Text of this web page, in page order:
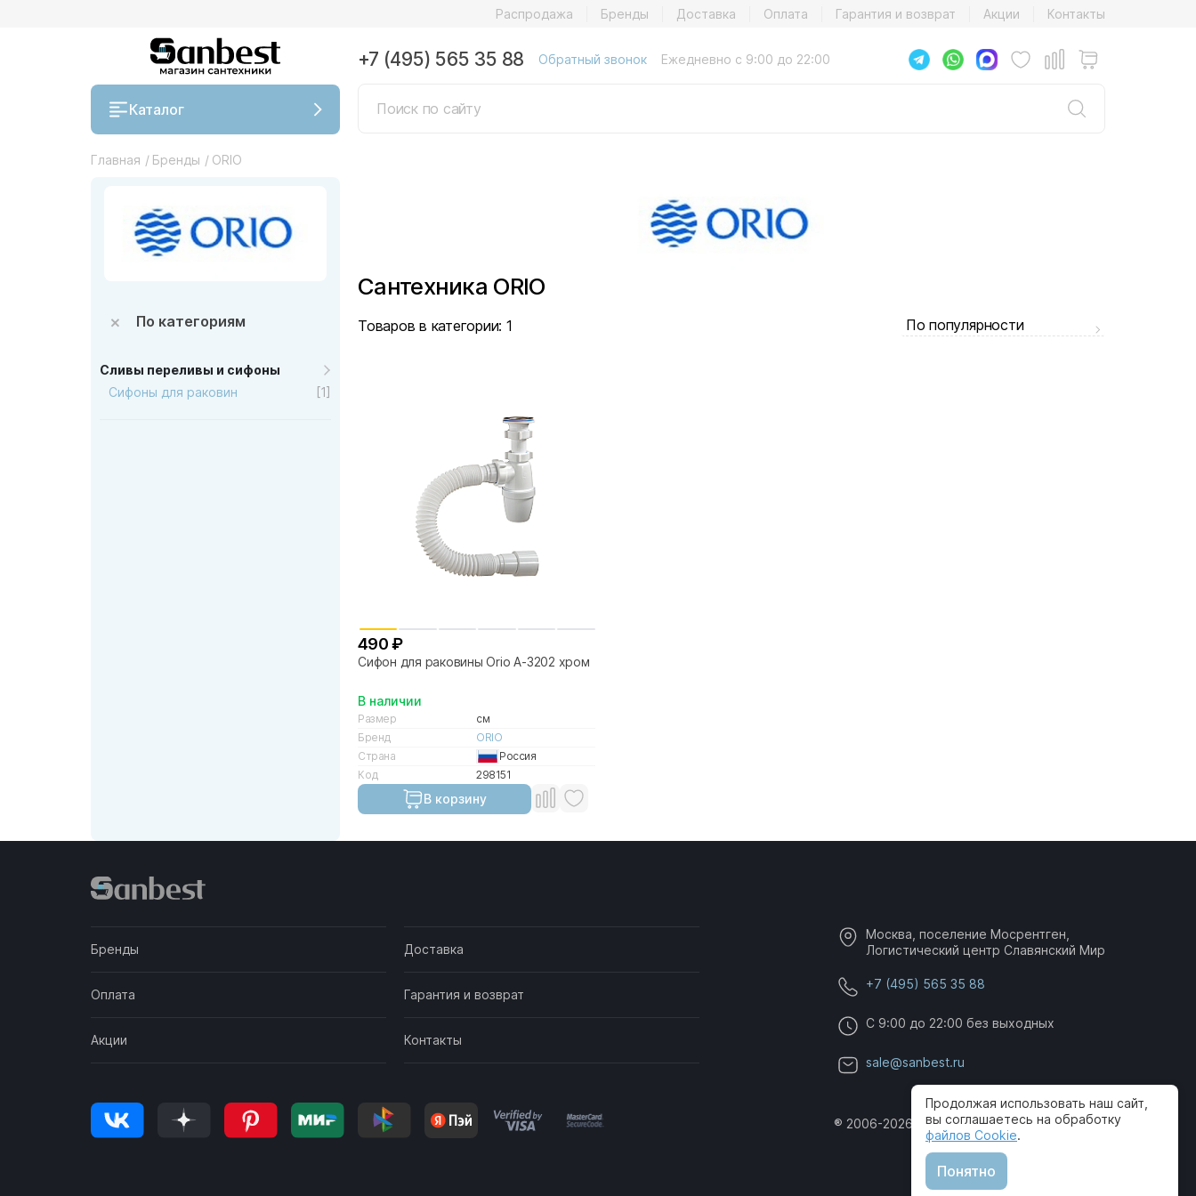
Распродажа Бренды Доставка Оплата Гарантия и возврат Акции Контакты
Каталог
+7 (495) 565 35 88 Обратный звонок Ежедневно с 9:00 до 22:00
Главная / Бренды / ORIO
По категориям
Сливы переливы и сифоны
Сифоны для раковин
[1]
Сантехника ORIO
Товаров в категории: 1 По популярности
490 ₽
Сифон для раковины Orio А-3202 хром
В наличии
Размер
см
Бренд
ORIO
Страна
Россия
Код
298151
В корзину
Бренды Доставка
Оплата Гарантия и возврат
Акции Контакты
Москва, поселение Мосрентген,
Логистический центр Славянский Мир
+7 (495) 565 35 88
C 9:00 до 22:00 без выходных
sale@sanbest.ru
® 2006-2026 SanBest. Все права защищены
Продолжая использовать наш сайт,
вы соглашаетесь на обработку
файлов Cookie.
Понятно